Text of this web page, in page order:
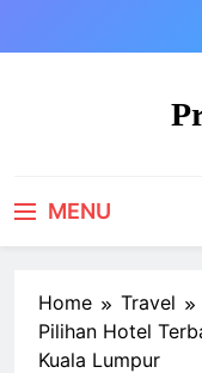
MENU
Home Travel
Pilihan Hotel
Kuala Lumpur